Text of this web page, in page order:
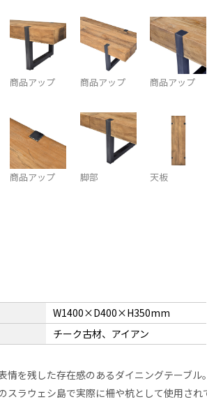
商品アップ 商品アップ 商品アップ
商品アップ 脚部 天板
W1400×D400×H350mm
チーク古材、アイアン
情を残した存在感のあるダイニングテーブル。
スラウェシ島で実際に柵や杭として使用さ